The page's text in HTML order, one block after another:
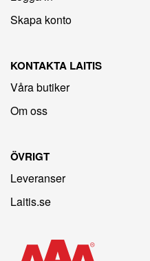
Skapa konto
KONTAKTA LAITIS
Våra butiker
Om oss
ÖVRIGT
Leveranser
Laitis.se